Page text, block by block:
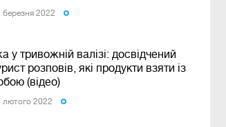
березня 2022
у тривожній валізі: досвідчений
розповів, які продукти взяти із
(відео)
лютого 2022